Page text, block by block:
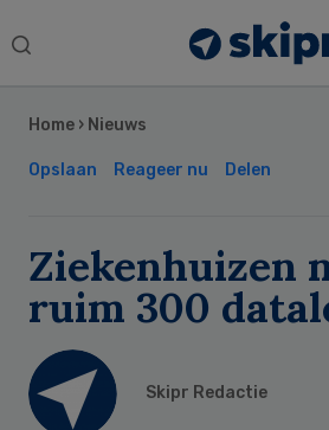
Search
Home › Nieuws
Opslaan Reageer nu Delen
Ziekenhuizen
ruim 300
Skipr Redactie
Sidebar